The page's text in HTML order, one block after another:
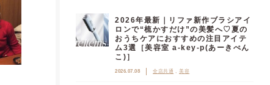
2026年最新｜リファ新作ブラシアイ
ロンで“梳かすだけ”の美髪へ♡夏の
おうちケアにおすすめの注目アイテ
ム3選［美容室 a-key-p(あーきぺん
こ)］
2026.07.08 全店共通 美容